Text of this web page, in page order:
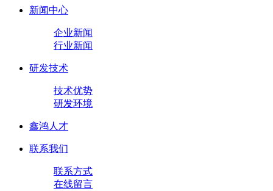
新闻中心
企业新闻
行业新闻
研发技术
技术优势
研发环境
鑫鸿人才
联系我们
联系方式
在线留言